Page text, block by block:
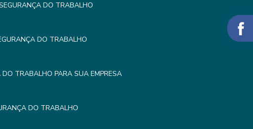
DO TRABALHO
DO TRABALHO
DO TRABALHO PARA SUA EMPRESA
DO TRABALHO